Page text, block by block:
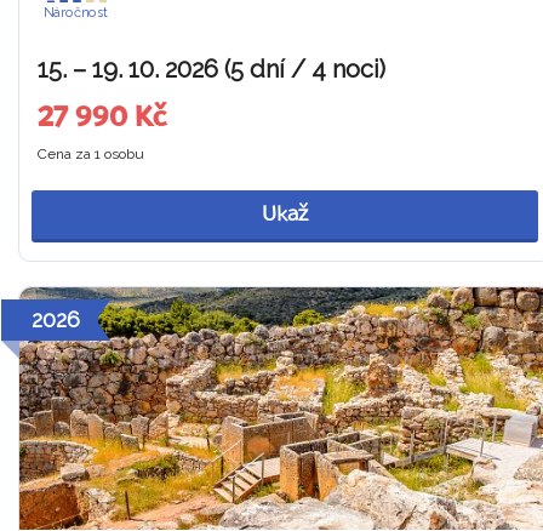
Náročnost
15. – 19. 10. 2026 (5 dní / 4 noci)
27 990 Kč
Cena za 1 osobu
Ukaž
2026